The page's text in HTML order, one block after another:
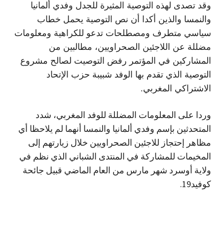
وقد تصدى لهذه التوصية المثيرة للجدل وفدي ألمانيا
والنمسا والذين أكدا أن نص التوصية يحمل خطاب
سياسي متطرف ومصطلحات تدعو للكراهية ومعلومات
مضللة عن اللاجئين الصحراويين، مطالبين من
المشاركين في المؤتمر رفض التوصيت لصالح مشروع
التوصية الذي تقدم بها الوفد شبيبة حزب الإتحاد
الاشتراكي المغربي.
وردا على المعلومات المضللة للوفد المغربي، شدد
المتحدثين بإسم وفدي ألمانيا والنمسا أنهما لم يلاحظا أي
مظاهر إحتجاز للاجئين الصحراويين خلال زيارتهم إلى
المخيمات للمشاركة في المنتدى الشباني الذي نظم في
ولاية أوسرد شهر مارس من العام الماضي قبيل جائحة
كوفيد19.